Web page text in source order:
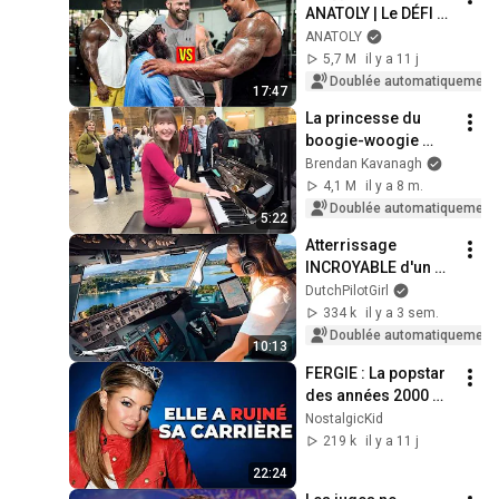
17:47
ANATOLY | Le DÉFI à
la salle a mal tourné
ANATOLY
5,7 M
il y a 11 j
Doublée automatiquement
5:22
La princesse du
boogie-woogie
enchante tout le
monde
Brendan Kavanagh
4,1 M
il y a 8 m.
Doublée automatiquement
10:13
Atterrissage
INCROYABLE d'un
BOEING 737 à
Corfou, Grèce |
Piste 34 | Vue
DutchPilotGirl
334 k
il y a 3 sem.
Doublée automatiquement
22:24
FERGIE : La popstar
des années 2000
tombée dans l'oubli
NostalgicKid
219 k
il y a 11 j